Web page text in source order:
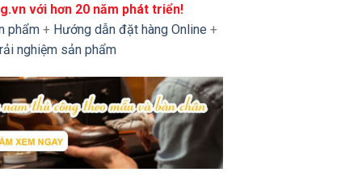
với hơn 20 năm phát triển!
phẩm+ Hướng dẫn đặt hàng Online +
nghiệm sản phẩm